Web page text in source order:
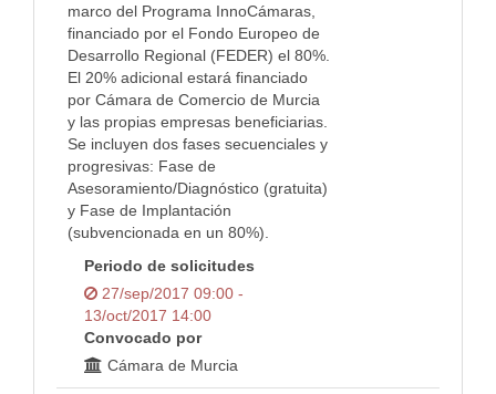
marco del Programa InnoCámaras,
financiado por el Fondo Europeo de
Desarrollo Regional (FEDER) el 80%.
El 20% adicional estará financiado
por Cámara de Comercio de Murcia
y las propias empresas beneficiarias.
Se incluyen dos fases secuenciales y
progresivas: Fase de
Asesoramiento/Diagnóstico (gratuita)
y Fase de Implantación
(subvencionada en un 80%).
Periodo de solicitudes
27/sep/2017 09:00 -
13/oct/2017 14:00
Convocado por
Cámara de Murcia